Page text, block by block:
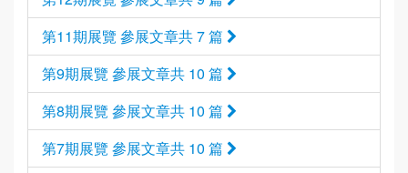
第11期展覽 參展文章共 7 篇
第9期展覽 參展文章共 10 篇
第8期展覽 參展文章共 10 篇
第7期展覽 參展文章共 10 篇